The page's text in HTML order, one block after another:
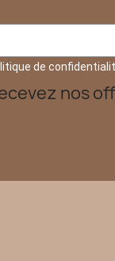
de
nos